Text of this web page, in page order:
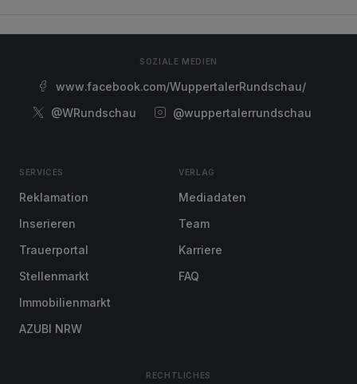
SOZIALE MEDIEN
www.facebook.com/WuppertalerRundschau/
@WRundschau
@wuppertalerrundschau
SERVICES
Reklamation
Inserieren
Trauerportal
Stellenmarkt
Immobilienmarkt
AZUBI NRW
VERLAG
Mediadaten
Team
Karriere
FAQ
RECHTLICHES